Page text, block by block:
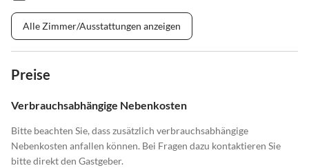
Alle Zimmer/Ausstattungen anzeigen
Preise
Verbrauchsabhängige Nebenkosten
Bitte beachten Sie, dass zusätzlich verbrauchsabhängige
Nebenkosten anfallen können. Bei Fragen dazu kontaktieren Sie
bitte direkt den Gastgeber.